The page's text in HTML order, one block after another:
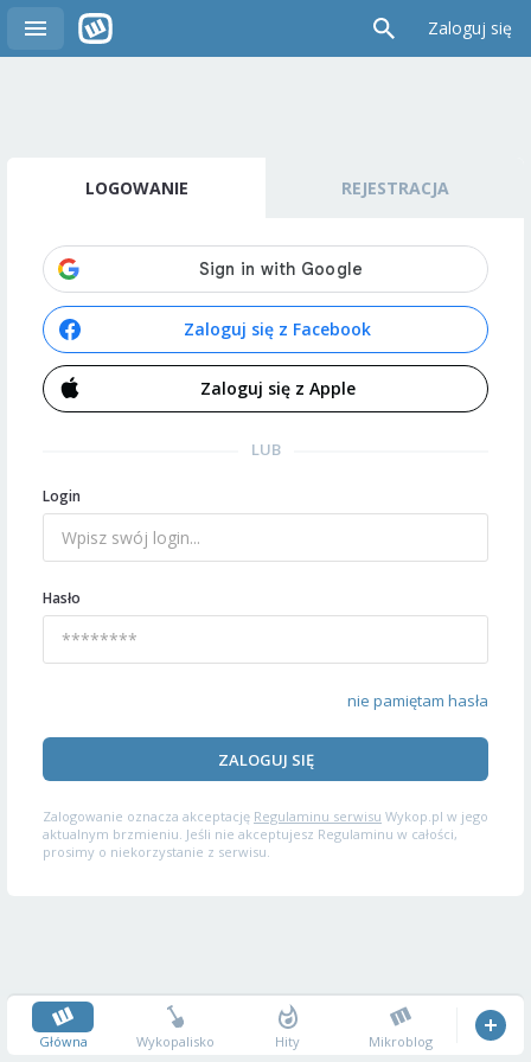
Zaloguj się
LOGOWANIE REJESTRACJA
Zaloguj się z Facebook
Zaloguj się z Apple
LUB
Login
Hasło
nie pamiętam hasła
ZALOGUJ SIĘ
Zalogowanie oznacza akceptację Regulaminu serwisu Wykop.pl w jego
aktualnym brzmieniu. Jeśli nie akceptujesz Regulaminu w całości,
prosimy o niekorzystanie z serwisu.
Główna Wykopalisko Hity Mikroblog